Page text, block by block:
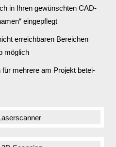
in Ihren gewünschten CAD-
einge­pflegt
erreich­baren Berei­chen
möglich
für mehrere am Projekt betei­